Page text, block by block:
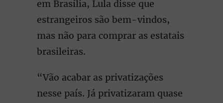
em Brasília, Lula disse que
estrangeiros são bem-vindos,
mas não para comprar as estatais
brasileiras.
“Vão acabar as privatizações
nesse país. Já privatizaram quase